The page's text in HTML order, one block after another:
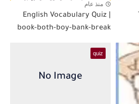
منذ عام
English Vocabulary Quiz |
book-both-boy-bank-break
quiz